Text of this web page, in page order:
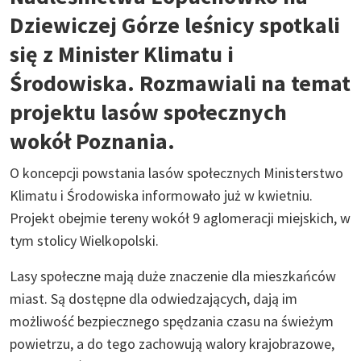
Dziewiczej Górze leśnicy spotkali
się z Minister Klimatu i
Środowiska. Rozmawiali na temat
projektu lasów społecznych
wokół Poznania.
O koncepcji powstania lasów społecznych Ministerstwo
Klimatu i Środowiska informowało już w kwietniu.
Projekt obejmie tereny wokół 9 aglomeracji miejskich, w
tym stolicy Wielkopolski.
Lasy społeczne mają duże znaczenie dla mieszkańców
miast. Są dostępne dla odwiedzających, dają im
możliwość bezpiecznego spędzania czasu na świeżym
powietrzu, a do tego zachowują walory krajobrazowe,